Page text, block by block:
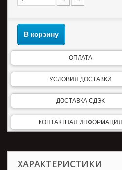
В корзину
ОПЛАТА
УСЛОВИЯ ДОСТАВКИ
ДОСТАВКА СДЭК
КОНТАКТНАЯ ИНФОРМАЦИЯ
ХАРАКТЕРИСТИКИ